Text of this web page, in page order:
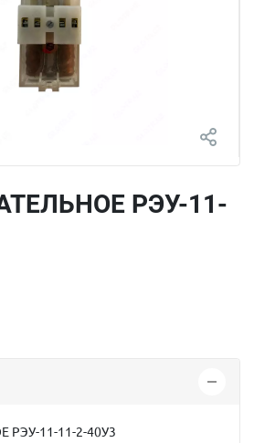
РЭУ-11-
РЭУ-11-11-2-40У3